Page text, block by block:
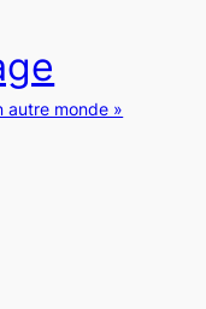
autre monde »